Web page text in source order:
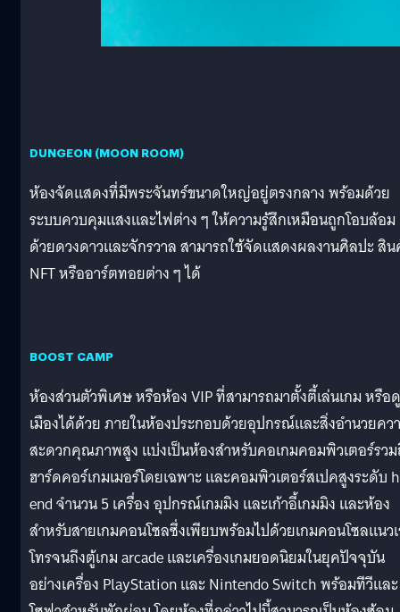
DUNGEON (MOON ROOM)
ห้องจัดแสดงที่มีพระจันทร์ขนาดใหญ่อยู่ตรงกลาง พร้อมด้วย
ระบบควบคุมแสงและไฟต่าง ๆ ให้ความรู้สึกเหมือนถูกโอบล้อม
ด้วยดวงดาวและจักรวาล สามารถใช้จัดแสดงผลงานศิลปะ สิ
NFT หรืออาร์ตทอยต่าง ๆ ได้
BOOST CAMP
ห้องส่วนตัวพิเศษ หรือห้อง VIP ที่สามารถมาตั้งตี้เล่นเกม หรือ
เมืองได้ด้วย ภายในห้องประกอบด้วยอุปกรณ์และสิ่งอำนวยคว
สะดวกคุณภาพสูง แบ่งเป็นห้องสำหรับคอเกมคอมพิวเตอร์รว
ฮาร์ดคอร์เกมเมอร์โดยเฉพาะ และคอมพิวเตอร์สเปคสูงระดับ
end จำนวน 5 เครื่อง อุปกรณ์เกมมิง และเก้าอี้เกมมิง และห้อง
สำหรับสายเกมคอนโซลซึ่งเพียบพร้อมไปด้วยเกมคอนโซลแนว
โทรจนถึงตู้เกม arcade และเครื่องเกมยอดนิยมในยุคปัจจุบัน
อย่างเครื่อง PlayStation และ Nintendo Switch พร้อมทีวีและ